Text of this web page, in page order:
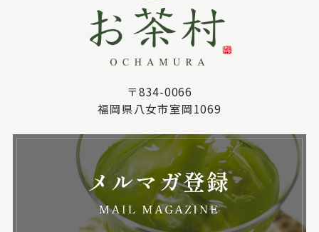
〒834-0066
福岡県八女市室岡1069